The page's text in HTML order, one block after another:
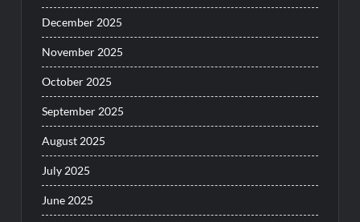
December 2025
November 2025
October 2025
September 2025
August 2025
July 2025
June 2025